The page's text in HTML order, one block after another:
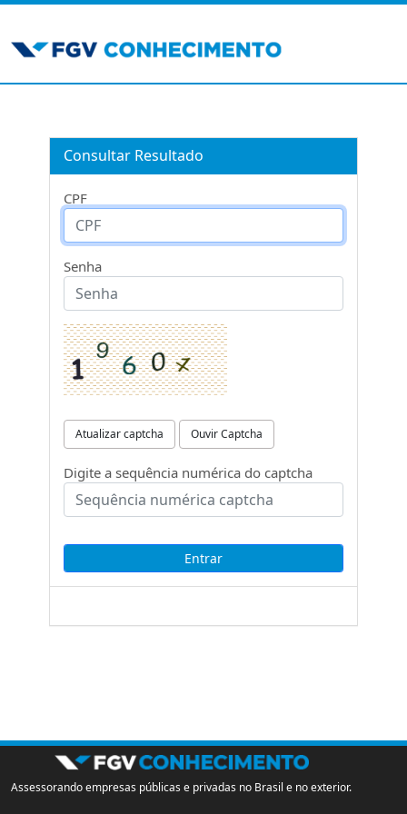
Consultar Resultado
CPF
Senha
Atualizar captcha Ouvir Captcha
Digite a sequência numérica do captcha
Assessorando empresas públicas e privadas no Brasil e no exterior.